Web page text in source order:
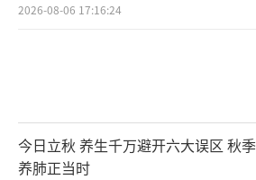
2026-08-06 17:16:24
今日立秋 养生千万避开六大误区 秋季
养肺正当时